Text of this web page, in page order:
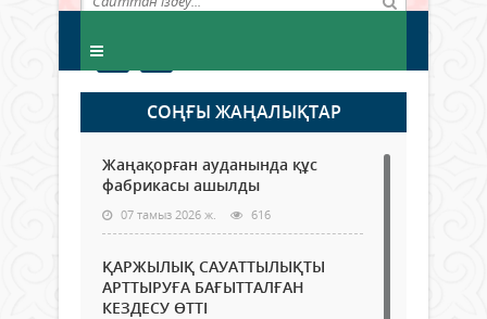
СОҢҒЫ ЖАҢАЛЫҚТАР
Жаңақорған ауданында құс
фабрикасы ашылды
07 тамыз 2026 ж. 616
ҚАРЖЫЛЫҚ САУАТТЫЛЫҚТЫ
АРТТЫРУҒА БАҒЫТТАЛҒАН
КЕЗДЕСУ ӨТТІ